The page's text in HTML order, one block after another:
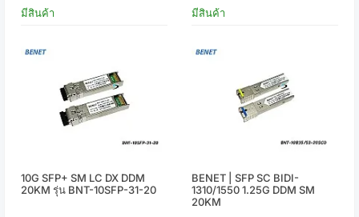
มีสินค้า มีสินค้า
10G SFP+ SM LC DX DDM
20KM รุ่น BNT-10SFP-31-20
BENET | SFP SC BIDI-
1310/1550 1.25G DDM SM
20KM